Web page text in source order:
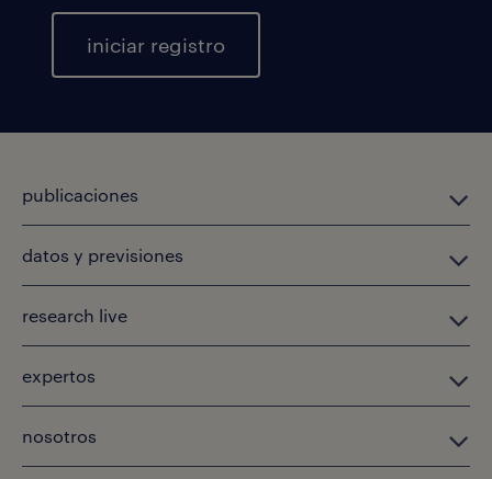
iniciar registro
publicaciones
datos y previsiones
research live
expertos
nosotros